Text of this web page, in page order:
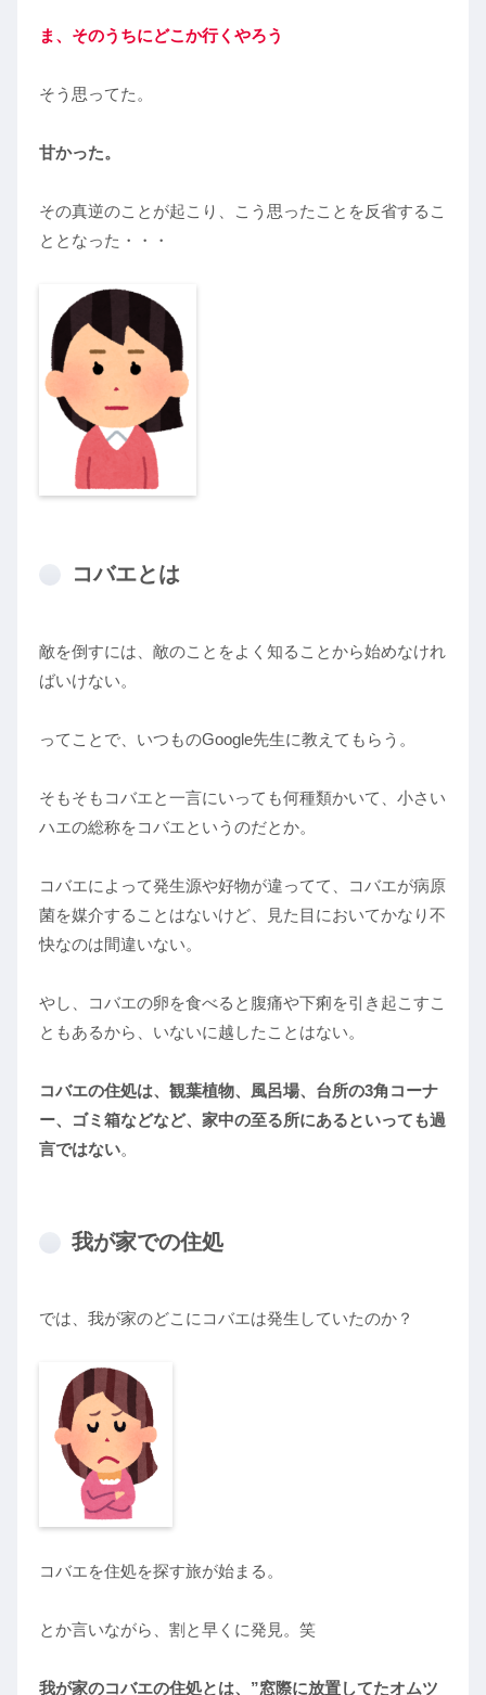
ま、そのうちにどこか行くやろう
そう思ってた。
甘かった。
その真逆のことが起こり、こう思ったことを反省するこ
ととなった・・・
コバエとは
敵を倒すには、敵のことをよく知ることから始めなけれ
ばいけない。
ってことで、いつものGoogle先生に教えてもらう。
そもそもコバエと一言にいっても何種類かいて、小さい
ハエの総称をコバエというのだとか。
コバエによって発生源や好物が違ってて、コバエが病原
菌を媒介することはないけど、見た目においてかなり不
快なのは間違いない。
やし、コバエの卵を食べると腹痛や下痢を引き起こすこ
ともあるから、いないに越したことはない。
コバエの住処は、観葉植物、風呂場、台所の3角コーナ
ー、ゴミ箱などなど、家中の至る所にあるといっても過
言ではない。
我が家での住処
では、我が家のどこにコバエは発生していたのか？
コバエを住処を探す旅が始まる。
とか言いながら、割と早くに発見。笑
我が家のコバエの住処とは、”窓際に放置してたオムツ